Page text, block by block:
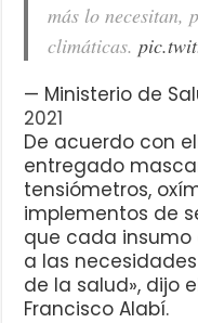
más lo necesitan,
climáticas.
— Ministerio de
2021
De acuerdo con
entregado
tensiómetros,
implementos de
que cada
a las
de la salud», dijo
Francisco Alabí.